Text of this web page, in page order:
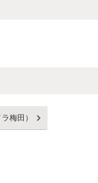
梅田）